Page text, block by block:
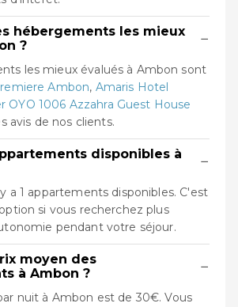
hébergements les mieux
?
−
les mieux évalués à Ambon sont
Ambon, Amaris Hotel
OYO 1006 Azzahra Guest House
avis de nos clients.
disponibles à
−
a 1 appartements disponibles. C'est
si vous recherchez plus
pendant votre séjour.
moyen des
à Ambon ?
−
nuit à Ambon est de 30€. Vous